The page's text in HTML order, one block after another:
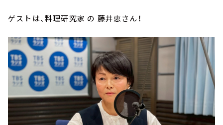
ゲストは、料理研究家 の 藤井恵さん！